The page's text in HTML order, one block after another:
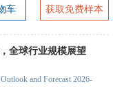
车 获取免费样本
全球行业规模展望
and Forecast 2026-